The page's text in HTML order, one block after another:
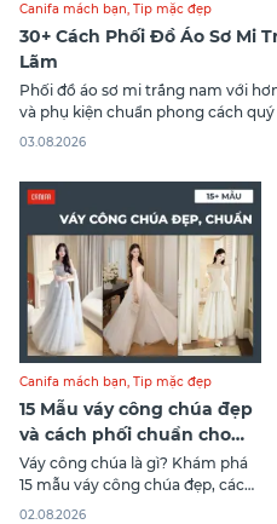
Canifa mách bạn, Tip mặc đẹp
30+ Cách Phối Đồ Áo Sơ Mi
Lãm
Phối đồ áo sơ mi trắng nam với
và phụ kiện chuẩn phong cách
03.08.2026
Canifa mách bạn, Tip mặc đẹp
15 Mẫu váy công chúa đẹp
và cách phối chuẩn cho
từng dáng
Váy công chúa là gì? Khám phá
15 mẫu váy công chúa đẹp, cách
chọn theo dáng người, phối đồ,
02.08.2026